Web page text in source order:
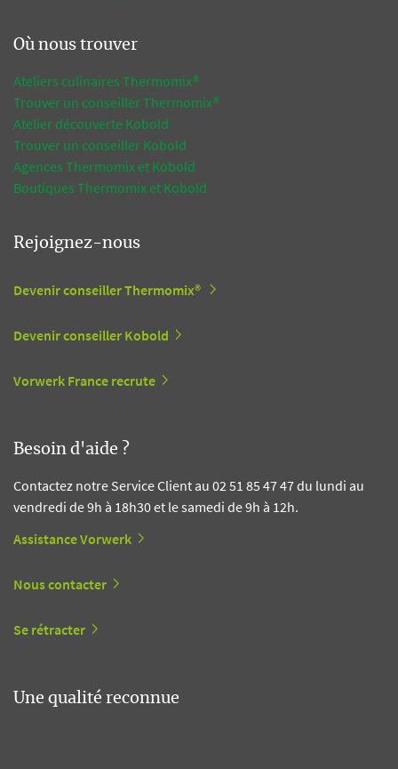
Où nous trouver
Ateliers culinaires Thermomix®
Trouver un conseiller Thermomix®
Atelier découverte Kobold
Trouver un conseiller Kobold
Agences Thermomix et Kobold
Boutiques Thermomix et Kobold
Rejoignez-nous
Devenir conseiller Thermomix®
Devenir conseiller Kobold
Vorwerk France recrute
Besoin d'aide ?
Contactez notre Service Client au 02 51 85 47 47 du lundi au
vendredi de 9h à 18h30 et le samedi de 9h à 12h.
Assistance Vorwerk
Nous contacter
Se rétracter
Une qualité reconnue